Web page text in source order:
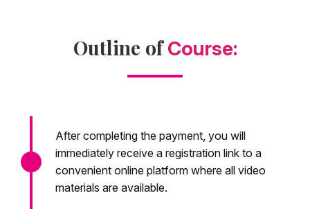
Outline ofCourse:
After completing the payment, you will
immediately receive a registration link to a
convenient online platform where all video
materials are available.